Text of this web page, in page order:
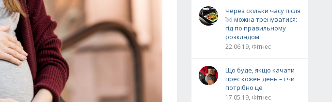
Через скільки часу після
їжі можна тренуватися:
гід по правильному
розкладом
22.06.19, Фітнес
Що буде, якщо качати
прес кожен день – і чи
потрібно це
17.05.19, Фітнес